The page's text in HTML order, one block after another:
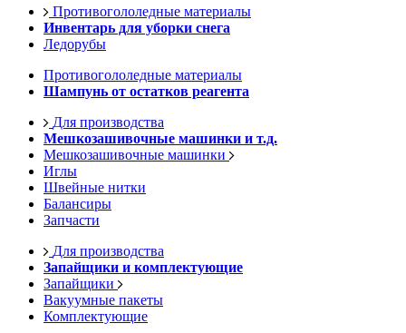
Противогололедные материалы
Инвентарь для уборки снега
Ледорубы
Противогололедные материалы
Шампунь от остатков реагента
Для производства
Мешкозашивочные машинки и т.д.
Мешкозашивочные машинки
Иглы
Швейные нитки
Балансиры
Запчасти
Для производства
Запайщики и комплектующие
Запайщики
Вакуумные пакеты
Комплектующие